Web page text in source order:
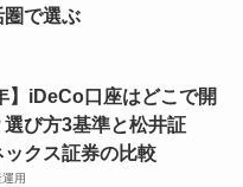
で選ぶ
】iDeCo口座はどこで開
び方3基準と松井証
クス証券の比較
用